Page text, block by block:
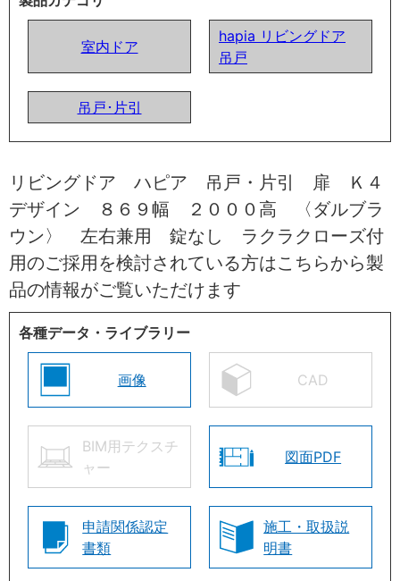
室内ドア
hapia リビングドア
吊戸
吊戸･片引
リビングドア ハピア 吊戸・片引 扉 Ｋ４
デザイン ８６９幅 ２０００高 〈ダルブラ
ウン〉 左右兼用 錠なし ラクラクローズ付
用のご採用を検討されている方はこちらから製
品の情報がご覧いただけます
各種データ・ライブラリー
画像 CAD
BIM用テクスチ
ャー
図面PDF
申請関係認定
書類
施工・取扱説
明書